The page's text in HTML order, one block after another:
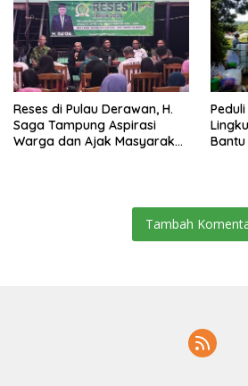
Reses di Pulau Derawan, H.
Saga Tampung Aspirasi
Warga dan Ajak Masyarakat
Tambah